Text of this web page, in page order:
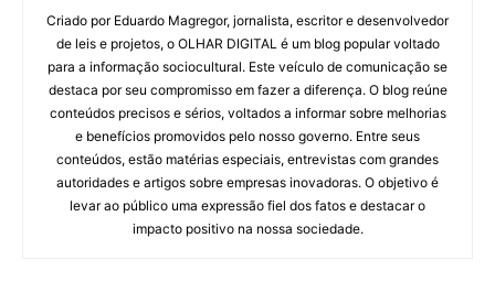
Criado por Eduardo Magregor, jornalista, escritor e desenvolvedor
de leis e projetos, o OLHAR DIGITAL é um blog popular voltado
para a informação sociocultural. Este veículo de comunicação se
destaca por seu compromisso em fazer a diferença. O blog reúne
conteúdos precisos e sérios, voltados a informar sobre melhorias
e benefícios promovidos pelo nosso governo. Entre seus
conteúdos, estão matérias especiais, entrevistas com grandes
autoridades e artigos sobre empresas inovadoras. O objetivo é
levar ao público uma expressão fiel dos fatos e destacar o
impacto positivo na nossa sociedade.